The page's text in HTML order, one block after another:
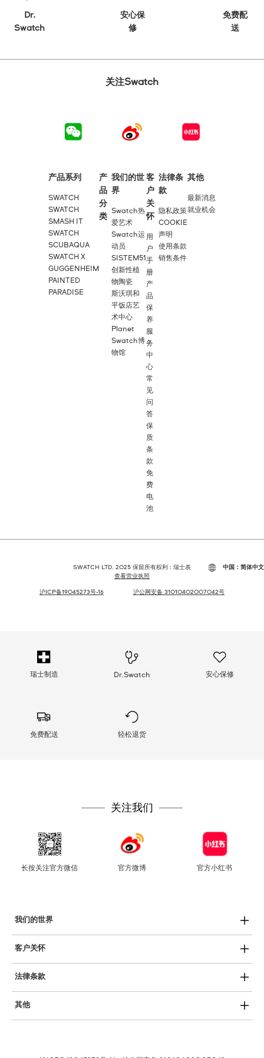
Dr.
Swatch
安心保
修
免费配
送
关注Swatch
产品系列
SWATCH
SWATCH
SMASH IT
SWATCH
SCUBAQUA
SWATCH X
GUGGENHEIM
PAINTED
PARADISE
产
品
分
类
我们的世
界
Swatch热
爱艺术
Swatch运
动员
SISTEM51
创新性植
物陶瓷
斯沃琪和
平饭店艺
术中心
Planet
Swatch博
物馆
客
户
关
怀
用
户
手
册
产
品
保
养
服
务
中
心
常
见
问
答
保
质
条
款
免
费
电
池
法律条
款
隐私政策
COOKIE
声明
使用条款
销售条件
其他
最新消息
就业机会
SWATCH LTD. 2025 保留所有权利 : 瑞士表
查看营业执照
中国：简体中文
沪ICP备19045273号-16 沪公网安备 31010402007042号
瑞士制造 Dr.Swatch 安心保修
免费配送 轻松退货
关注我们
长按关注官方微信 官方微博 官方小红书
我们的世界
SISTEM51
斯沃琪和平饭店艺术中心
Planet Swatch博物馆
客户关怀
服务中心
法律条款
其他